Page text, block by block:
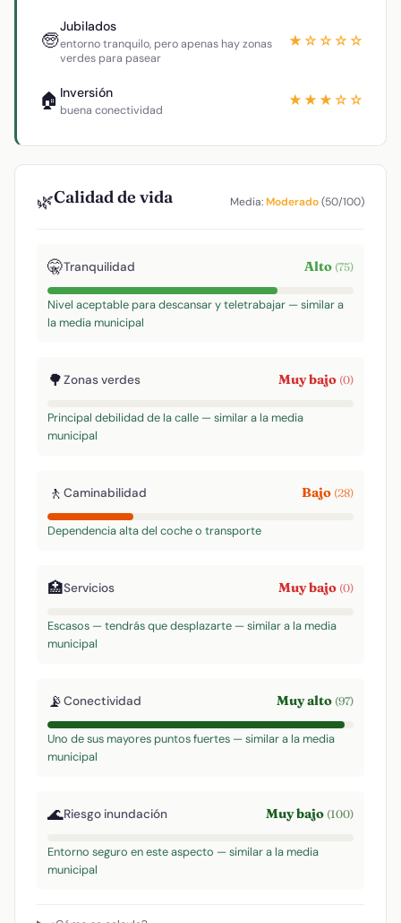
🧓
Jubilados
entorno tranquilo, pero apenas hay zonas
verdes para pasear
★☆☆☆☆
🏠 Inversión
buena conectividad
★★★☆☆
🌿Calidad de vida Media:Moderado(50/100)
🤫Tranquilidad Alto (75)
Nivel aceptable para descansar y teletrabajar — similar a
la media municipal
🌳Zonas verdes Muy bajo (0)
Principal debilidad de la calle — similar a la media
municipal
🚶 Caminabilidad Bajo (28)
Dependencia alta del coche o transporte
🏥Servicios Muy bajo (0)
Escasos — tendrás que desplazarte — similar a la media
municipal
📡Conectividad Muy alto (97)
Uno de sus mayores puntos fuertes — similar a la media
municipal
🌊Riesgo inundación Muy bajo (100)
Entorno seguro en este aspecto — similar a la media
municipal